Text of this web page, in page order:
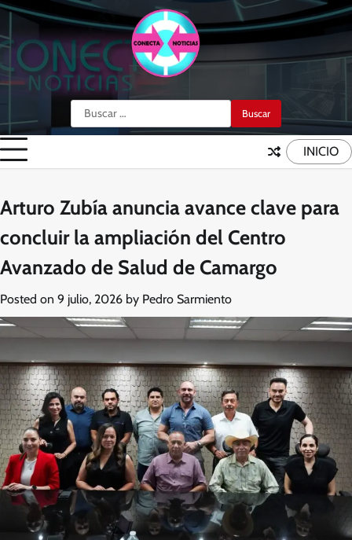
Skip
content
Buscar:
INICIO
Arturo Zubía anuncia avance clave para
concluir la ampliación del Centro
Avanzado de Salud de Camargo
Posted on 9 julio, 2026 by Pedro Sarmiento